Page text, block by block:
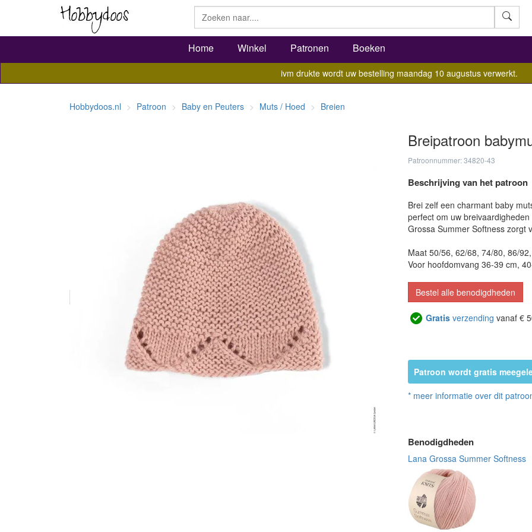
Home Winkel Patronen Boeken
ivm drukte wordt uw bestelling maandag 10 augustus verwerkt.
Hobbydoos.nl Patroon Baby en Peuters Muts / Hoed Breien
Breipatroon
Patroonnummer: 34820-43
Beschrijving van het patroon
Brei zelf een charmant baby
perfect om uw
Grossa Summer Softness zorgt
Maat 50/56, 62/68, 74/80, 86/
Voor hoofdomvang 36-39 cm,
Bestel alle benodigdheden
Gratis verzending vanaf €
Patroon wordt gratis
* meer informatie over dit
Benodigdheden
Lana Grossa Summer Softness